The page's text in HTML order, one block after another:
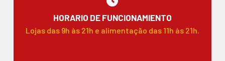
HORARIO DE FUNCIONAMIENTO
Lojas das 9h às 21h e alimentação das 11h às 21h.